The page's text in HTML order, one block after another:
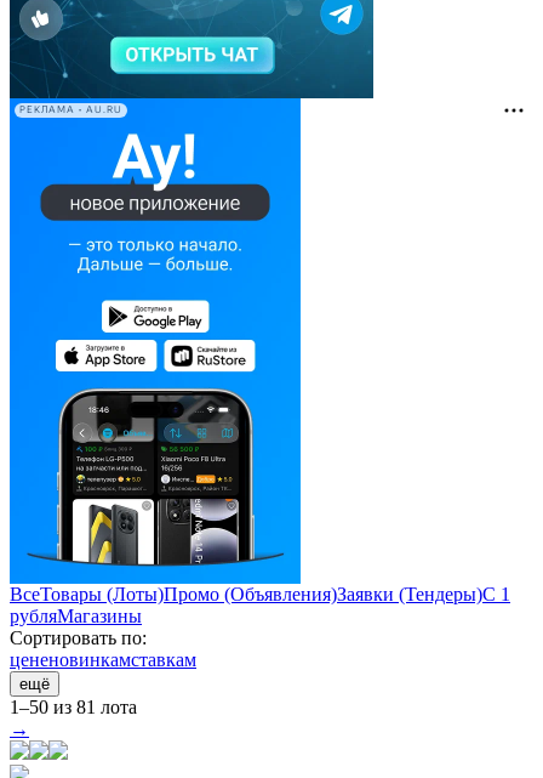
РЕКЛАМА • AU.RU
ВсеТовары (Лоты)Промо (Объявления)Заявки (Тендеры)С 1
рубляМагазины
Сортировать по:
цененовинкамставкам
ещё
1–50 из 81 лота
→